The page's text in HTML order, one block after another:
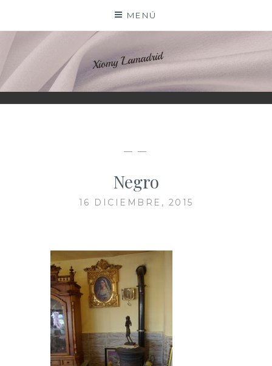
contenido
MENÚ
XIOMY LAMADRID
— —
Negro
16 DICIEMBRE, 2015